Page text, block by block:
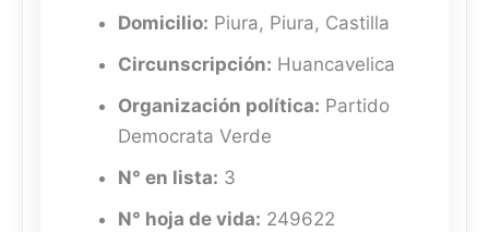
Domicilio: Piura, Piura, Castilla
Circunscripción: Huancavelica
Organización política: Partido
Democrata Verde
N° en lista: 3
N° hoja de vida: 249622